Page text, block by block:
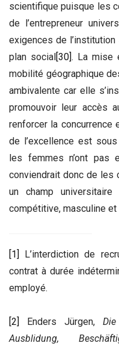
scientifique puisque les
de l’entrepreneur
exigences de
plan social [30] . La mise
mobilité géographique
ambivalente car elle
promouvoir leur accès
renforcer la concurrence
de l’excellence est
les femmes n’ont
conviendrait donc de les
un champ
compétitive, masculine
[1]
L’interdiction de
contrat à durée
employé.
[2] Enders Jürgen,
Ausblidung,